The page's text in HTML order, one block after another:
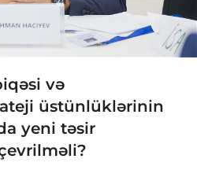
və
üstünlüklərinin
yeni təsir